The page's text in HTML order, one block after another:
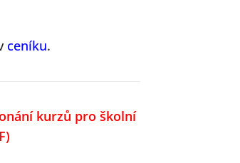
ceníku.
kurzů pro školní